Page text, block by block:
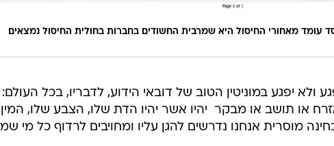
עומד מאחורי החיסול היא שמרבית החשודים בחברות בחולית החיסול נמצאים
ולא יפגע במוניטין הטוב של דובאי הידוע, לדבריו, בכל
או תושב או מבקר  יהיו אשר יהיו הדת שלו, הצבע שלו,
מוסרית אנחנו נדרשים להגן עליו ומחויבים לרדוף כל מי